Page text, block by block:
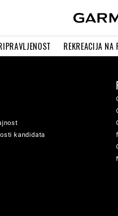
REKREACIJA NA
kandidata